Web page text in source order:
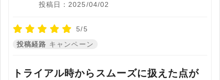
投稿日：2025/04/02
5/5
投稿経路 キャンペーン
トライアル時からスムーズに扱えた点が